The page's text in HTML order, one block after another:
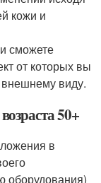
кожи и
сможете
от которых вы
виду.
50+
в
оборудования)